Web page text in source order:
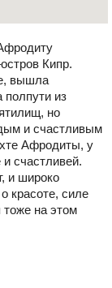
Кипр.
вышла
из
но
и счастливым
Афродиты, у
счастливей.
и широко
красоте, силе
на этом